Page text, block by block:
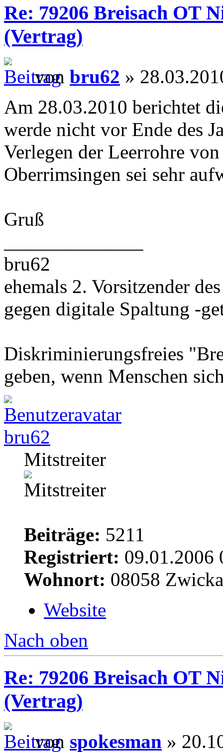
Re: 79206 Breisach OT
(Vertrag)
von bru62 »
Am 28.03.2010 berichtet
werde nicht vor Ende des
Verlegen der Leerrohre
Oberrimsingen sei sehr
Gruß
bru62
ehemals 2. Vorsitzender
gegen digitale Spaltung -
Diskriminierungsfreies
geben, wenn Menschen
bru62
Mitstreiter
Beiträge: 5211
Registriert: 09.01.2006
Wohnort: 08058
Website
Nach oben
Re: 79206 Breisach OT
(Vertrag)
von spokesman »